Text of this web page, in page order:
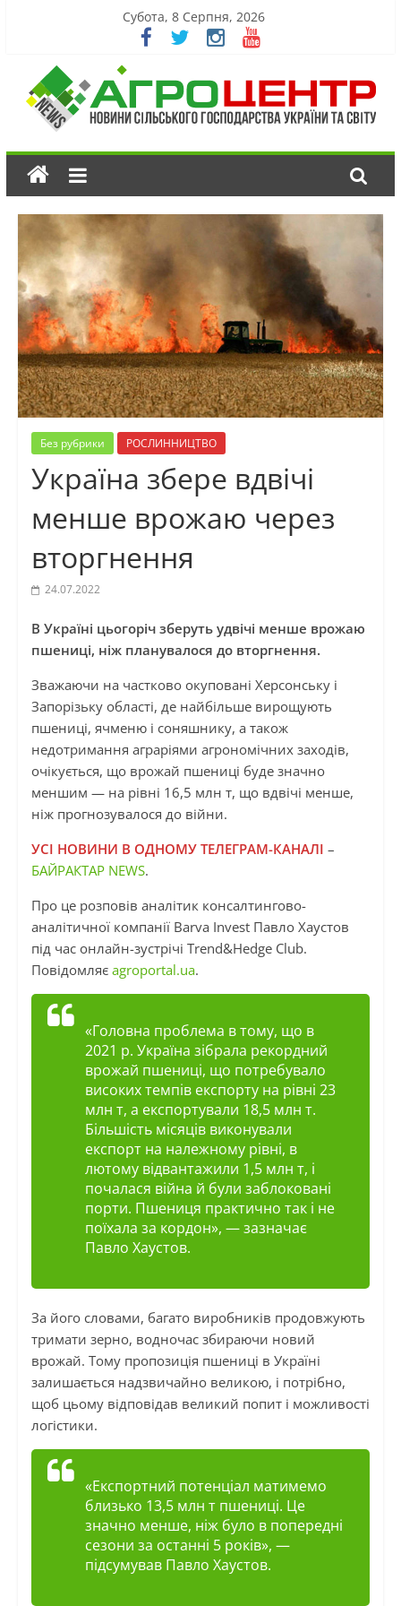
Субота, 8 Серпня, 2026
Без рубрики РОСЛИННИЦТВО
Україна збере вдвічі
менше врожаю через
вторгнення
24.07.2022
В Україні цьогоріч зберуть удвічі менше врожаю
пшениці, ніж планувалося до вторгнення.
Зважаючи на частково окуповані Херсонську і
Запорізьку області, де найбільше вирощують
пшениці, ячменю і соняшнику, а також
недотримання аграріями агрономічних заходів,
очікується, що врожай пшениці буде значно
меншим — на рівні 16,5 млн т, що вдвічі менше,
ніж прогнозувалося до війни.
УСІ НОВИНИ В ОДНОМУ ТЕЛЕГРАМ-КАНАЛІ –
БАЙРАКТАР NEWS.
Про це розповів аналітик консалтингово-
аналітичної компанії Barva Invest Павло Хаустов
під час онлайн-зустрічі Trend&Hedge Club.
Повідомляє agroportal.ua.
«Головна проблема в тому, що в
2021 р. Україна зібрала рекордний
врожай пшениці, що потребувало
високих темпів експорту на рівні 23
млн т, а експортували 18,5 млн т.
Більшість місяців виконували
експорт на належному рівні, в
лютому відвантажили 1,5 млн т, і
почалася війна й були заблоковані
порти. Пшениця практично так і не
поїхала за кордон», — зазначає
Павло Хаустов.
За його словами, багато виробників продовжують
тримати зерно, водночас збираючи новий
врожай. Тому пропозиція пшениці в Україні
залишається надзвичайно великою, і потрібно,
щоб цьому відповідав великий попит і можливості
логістики.
«Експортний потенціал матимемо
близько 13,5 млн т пшениці. Це
значно менше, ніж було в попередні
сезони за останні 5 років», —
підсумував Павло Хаустов.